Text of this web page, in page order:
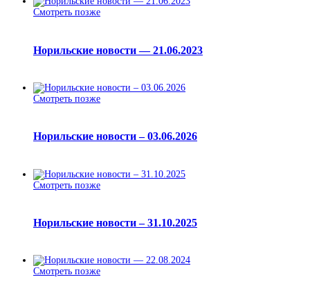
Смотреть позже
Норильские новости — 21.06.2023
Смотреть позже
Норильские новости – 03.06.2026
Смотреть позже
Норильские новости – 31.10.2025
Смотреть позже